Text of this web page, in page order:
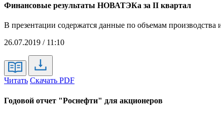
Финансовые результаты НОВАТЭКа за II квартал
В презентации содержатся данные по объемам
26.07.2019 / 11:10
Читать Скачать PDF
Годовой отчет "Роснефти" для акционеров